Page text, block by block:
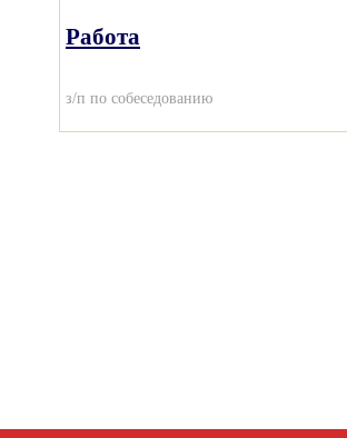
Работа
з/п по собеседованию